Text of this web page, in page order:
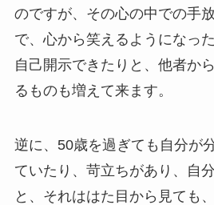
のですが、その心の中での手
で、心から笑えるようになっ
自己開示できたりと、他者か
るものも増えて来ます。
逆に、50歳を過ぎても自分が
ていたり、苛立ちがあり、自
と、それははた目から見ても